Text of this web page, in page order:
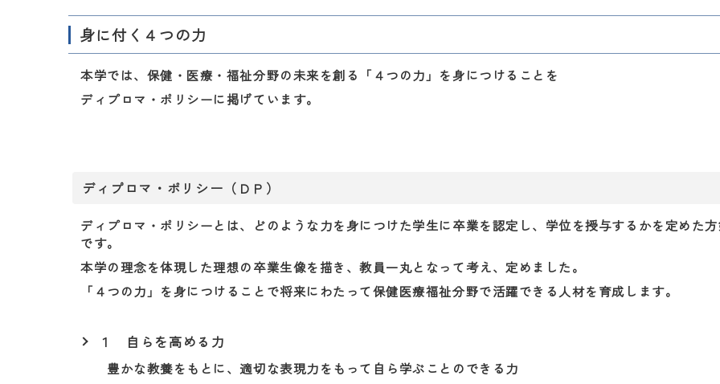
身に付く４つの力
本学では、保健・医療・福祉分野の未来を創る「４つの力」を身につけることを
ディプロマ・ポリシーに掲げています。
ディプロマ・ポリシー（ＤＰ）
ディプロマ・ポリシーとは、どのような力を身につけた学生に卒業を認定し、学位を授与するかを定めた
です。
本学の理念を体現した理想の卒業生像を描き、教員一丸となって考え、定めました。
「４つの力」を身につけることで将来にわたって保健医療福祉分野で活躍できる人材を育成します。
１ 自らを高める力
豊かな教養をもとに、適切な表現力をもって自ら学ぶことのできる力